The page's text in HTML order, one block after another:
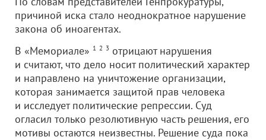
причиной иска стало неоднократное нарушение
закона об иноагентах.
В «Мемориале» 1 2 3 отрицают нарушения
и считают, что дело носит политический характер
и направлено на уничтожение организации,
которая занимается защитой прав человека
и исследует политические репрессии. Суд
огласил только резолютивную часть решения, его
мотивы остаются неизвестны. Решение суда пока